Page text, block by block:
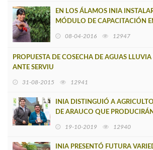
EN LOS ÁLAMOS INIA
MÓDULO DE CAPACITACIÓN
08-04-2016 12947
PROPUESTA DE COSECHA DE AGUAS LLUVIA
ANTE SERVIU
31-08-2015 12941
INIA DISTINGUIÓ A
DE ARAUCO QUE
19-10-2019 12940
INIA PRESENTÓ FUTURA